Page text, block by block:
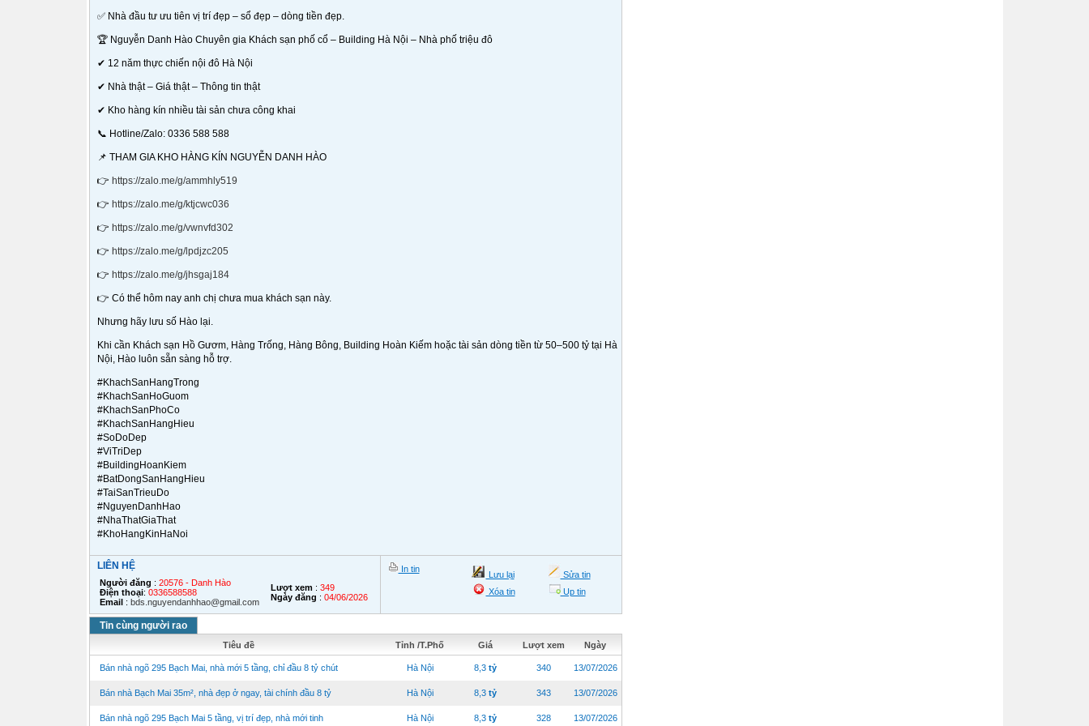
✅ Nhà đầu tư ưu tiên vị trí đẹp – sổ đẹp – dòng tiền đẹp.
🏆 Nguyễn Danh Hào Chuyên gia Khách sạn phố cổ – Building Hà Nội – Nhà phố triệu đô
✔ 12 năm thực chiến nội đô Hà Nội
✔ Nhà thật – Giá thật – Thông tin thật
✔ Kho hàng kín nhiều tài sản chưa công khai
📞 Hotline/Zalo: 0336 588 588
📌 THAM GIA KHO HÀNG KÍN NGUYỄN DANH HÀO
👉 https://zalo.me/g/ammhly519
👉 https://zalo.me/g/ktjcwc036
👉 https://zalo.me/g/vwnvfd302
👉 https://zalo.me/g/lpdjzc205
👉 https://zalo.me/g/jhsgaj184
👉 Có thể hôm nay anh chị chưa mua khách sạn này.
Nhưng hãy lưu số Hào lại.
Khi cần Khách sạn Hồ Gươm, Hàng Trống, Hàng Bông, Building Hoàn Kiếm hoặc tài sản dòng tiền từ 50–500 tỷ tại Hà
Nội, Hào luôn sẵn sàng hỗ trợ.
#KhachSanHangTrong
#KhachSanHoGuom
#KhachSanPhoCo
#KhachSanHangHieu
#SoDoDep
#ViTriDep
#BuildingHoanKiem
#BatDongSanHangHieu
#TaiSanTrieuDo
#NguyenDanhHao
#NhaThatGiaThat
#KhoHangKinHaNoi
LIÊN HỆ
Người đăng : 20576 - Danh Hào
Điện thoại: 0336588588
Email: bds.nguyendanhhao@gmail.com
Lượt xem: 349
Ngày đăng : 04/06/2026
In tin
Lưu lại
Sửa tin
Xóa tin
Up tin
Tin cùng người rao
Tiêu đề Tỉnh /T.Phố Giá Lượt xem Ngày
Bán nhà ngõ 295 Bạch Mai, nhà mới 5 tầng, chỉ đầu 8 tỷ chút Hà Nội 8,3 tỷ 340 13/07/2026
Bán nhà Bạch Mai 35m², nhà đẹp ở ngay, tài chính đầu 8 tỷ Hà Nội 8,3 tỷ 343 13/07/2026
Bán nhà ngõ 295 Bạch Mai 5 tầng, vị trí đẹp, nhà mới tinh Hà Nội 8,3 tỷ 328 13/07/2026